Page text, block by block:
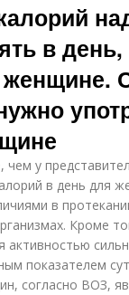
в
женщине.
у
в день для
в
Кроме
активностью
показателем
согласно ВОЗ,